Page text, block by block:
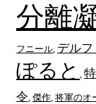
分離
フニール デル
ぽると
令 傑作 将軍のオ